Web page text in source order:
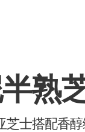
熟
芝士搭配香